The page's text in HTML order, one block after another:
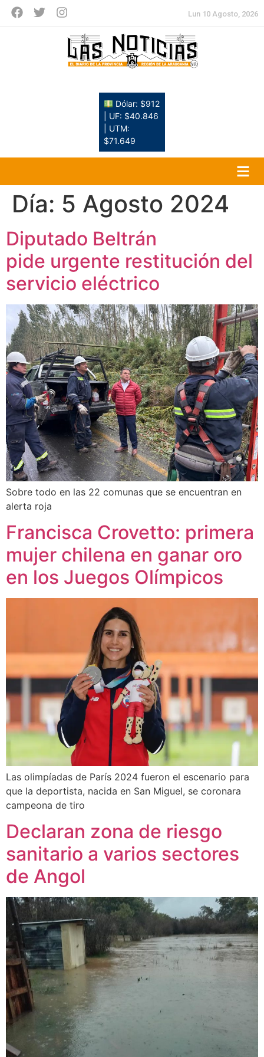
Lun 10 Agosto, 2026
Dólar: $912
| UF: $40.846
| UTM:
$71.649
Día: 5 Agosto 2024
Diputado Beltrán
pide urgente restitución del
servicio eléctrico
Sobre todo en las 22 comunas que se encuentran en
alerta roja
Francisca Crovetto: primera
mujer chilena en ganar oro
en los Juegos Olímpicos
Las olimpíadas de París 2024 fueron el escenario para
que la deportista, nacida en San Miguel, se coronara
campeona de tiro
Declaran zona de riesgo
sanitario a varios sectores
de Angol